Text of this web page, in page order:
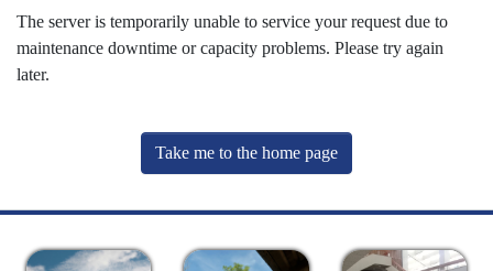
The server is temporarily unable to service your request due to
maintenance downtime or capacity problems. Please try again
later.
Take me to the home page